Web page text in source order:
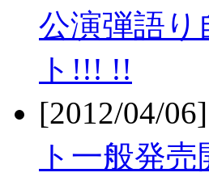
公演弾語り
ト!!! !!
[2012/04/
ト一般発